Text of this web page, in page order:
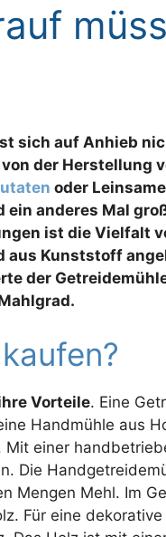
sich auf Anhieb
der Herstellung
oder
anderes Mal
ist die Vielfalt
aus Kunststoff
der
Vorteile. Eine
Handmühle aus
einer
Die
Mengen Mehl. Im
Für eine